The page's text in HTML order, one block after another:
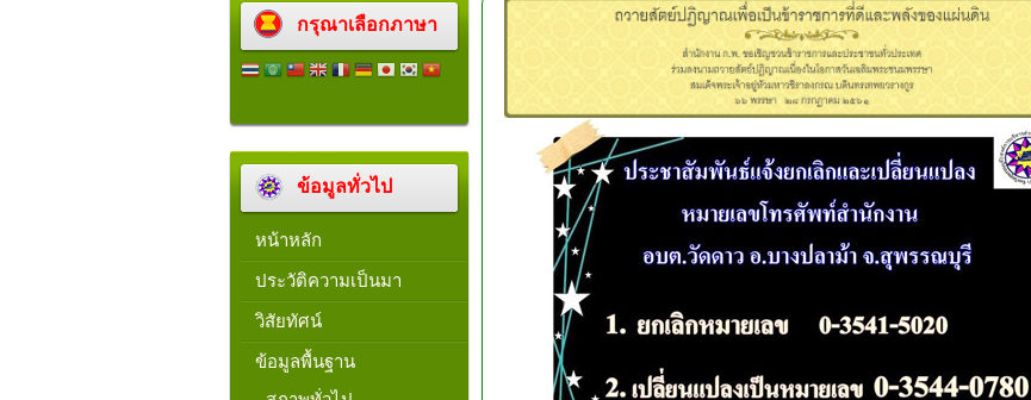
กรุณาเลือกภาษา
ข้อมูลทั่วไป
หน้าหลัก
ประวัติความเป็นมา
วิสัยทัศน์
ข้อมูลพื้นฐาน